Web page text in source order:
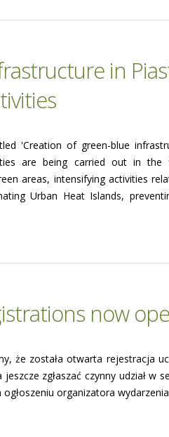
in
'Creation of green-blue
are being carried out in the
areas, intensifying activities
Urban Heat Islands,
now
że została otwarta rejestracja
zgłaszać czynny udział w
organizatora